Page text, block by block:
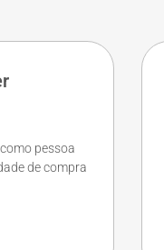
pessoa
de compra